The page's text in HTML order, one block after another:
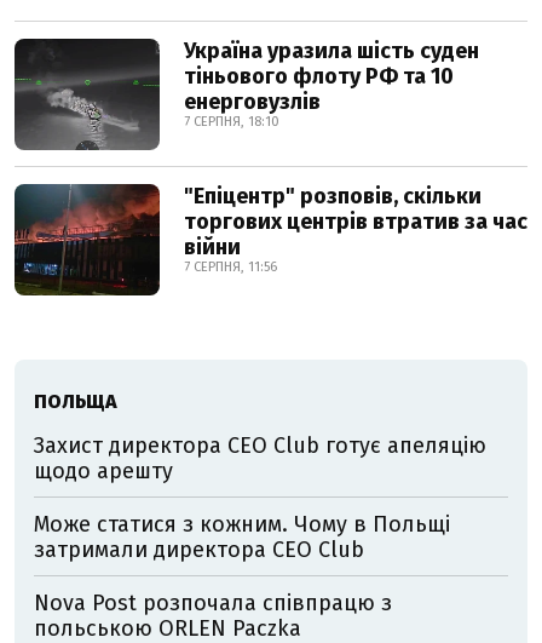
Україна уразила шість суден
тіньового флоту РФ та 10
енерговузлів
7 СЕРПНЯ, 18:10
"Епіцентр" розповів, скільки
торгових центрів втратив за час
війни
7 СЕРПНЯ, 11:56
ПОЛЬЩА
Захист директора CEO Club готує апеляцію
щодо арешту
Може статися з кожним. Чому в Польщі
затримали директора CEO Club
Nova Post розпочала співпрацю з
польською ORLEN Paczka